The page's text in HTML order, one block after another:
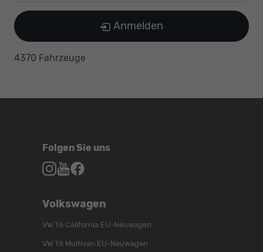
Anmelden
4370 Fahrzeuge
Folgen Sie uns
Autohaus
Sie
Instagram
Autohaus
Sie
Kanal
Sie
Facebook
Volkswagen
VW T6 California EU-Neuwagen
VW T6 Multivan EU-Neuwagen